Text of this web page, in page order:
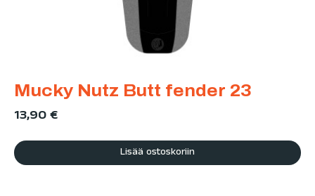
Mucky Nutz Butt fender 23
13,90€
Lisää ostoskoriin